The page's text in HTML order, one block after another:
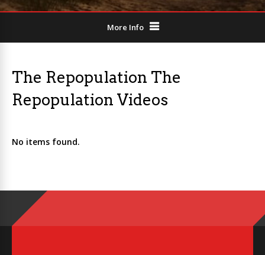
More Info
The Repopulation The
Repopulation Videos
No items found.